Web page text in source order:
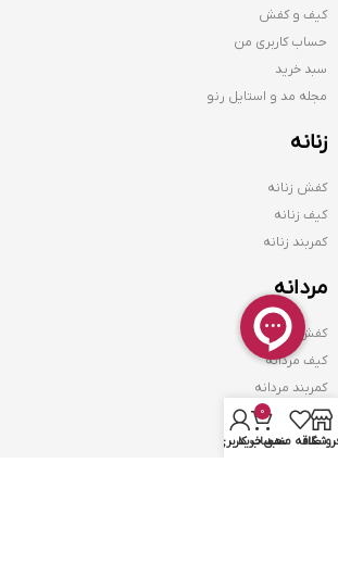
کیف و کفش
حساب کاربری من
سبد خرید
مجله مد و استایل رنو
زنانه
کفش زنانه
کیف زنانه
کمربند زنانه
مردانه
کفش مردانه
کیف مردانه
کمربند مردانه
علاقه مندی
0
سبد خرید
حساب کاربری من